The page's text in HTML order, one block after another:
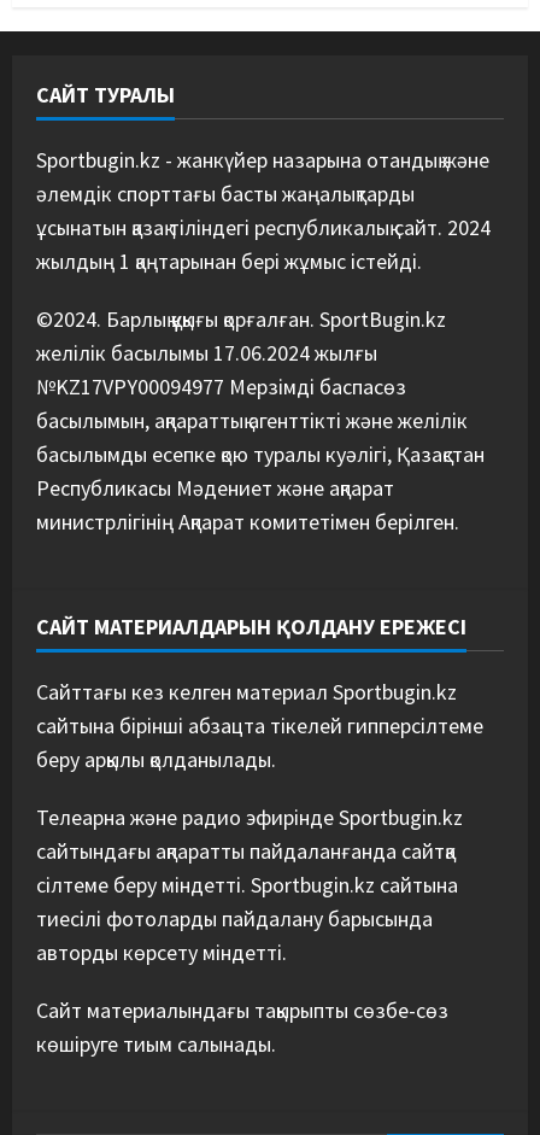
5
отырмыз”: Қырғызбаев
мәлімдеме жасады
САЙТ ТУРАЛЫ
Sportbugin.kz - жанкүйер назарына отандық және
әлемдік спорттағы басты жаңалықтарды
ұсынатын қазақ тіліндегі республикалық сайт. 2024
жылдың 1 қаңтарынан бері жұмыс істейді.
©2024. Барлық құқығы қорғалған. SportBugin.kz
желілік басылымы 17.06.2024 жылғы
№KZ17VPY00094977 Мерзімді баспасөз
басылымын, ақпараттық агенттікті және желілік
басылымды есепке қою туралы куәлігі, Қазақстан
Республикасы Мәдениет және ақпарат
министрлігінің Ақпарат комитетімен берілген.
САЙТ МАТЕРИАЛДАРЫН ҚОЛДАНУ ЕРЕЖЕСІ
Сайттағы кез келген материал Sportbugin.kz
сайтына бірінші абзацта тікелей гипперсілтеме
беру арқылы қолданылады.
Телеарна және радио эфирінде Sportbugin.kz
сайтындағы ақпаратты пайдаланғанда сайтқа
сілтеме беру міндетті. Sportbugin.kz сайтына
тиесілі фотоларды пайдалану барысында
авторды көрсету міндетті.
Сайт материалындағы тақырыпты сөзбе-сөз
көшіруге тиым салынады.